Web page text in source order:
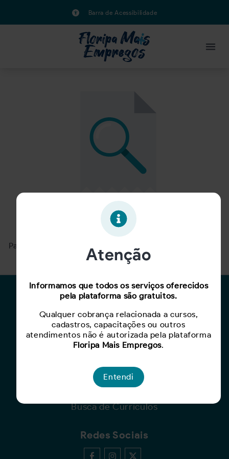
Barra de Acessibilidade
Oportunidade expirada!
Para ver mais, acesse a página
Para Candidatos
Busca de Oportunidades
Cadastro de Currículo
Capacite-se
Para Empresas
Busca de Currículos
Redes Sociais
Atenção
Informamos que todos os serviços oferecidos
pela plataforma são gratuitos.
Qualquer cobrança relacionada a cursos,
cadastros, capacitações ou outros
atendimentos não é autorizada pela plataforma
Floripa Mais Empregos.
Entendi